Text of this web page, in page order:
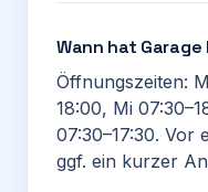
Wann hat
Öffnungszeiten:
18:00, Mi
07:30–17:30. Vor
ggf. ein kurzer